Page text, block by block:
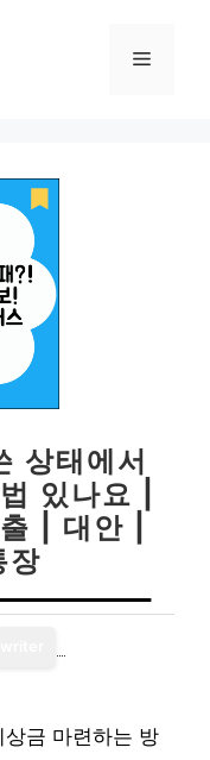
메
상태에서
있나요 |
| 대안 |
장
금 마련하는 방